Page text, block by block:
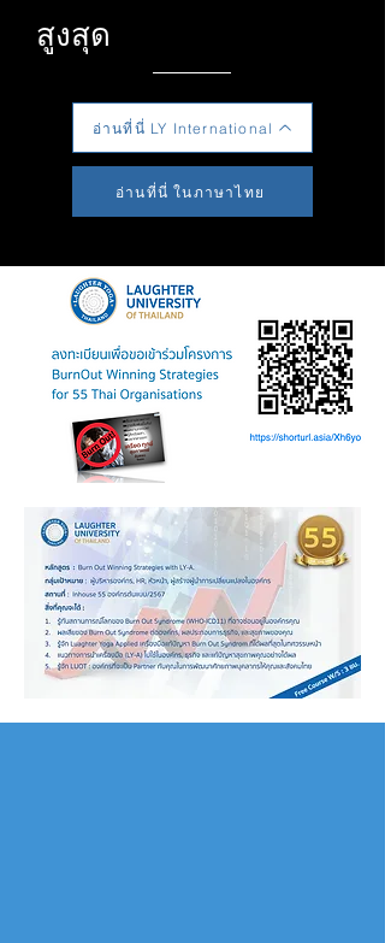
สูงสุด
อ่านที่นี่ LY International
อ่านที่นี่ ในภาษาไทย